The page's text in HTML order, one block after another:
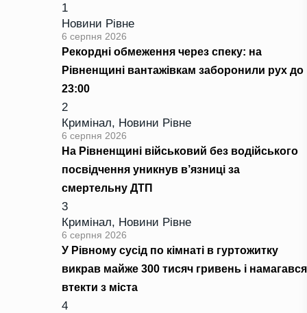
1
Новини Рівне
6 серпня 2026
Рекордні обмеження через спеку: на
Рівненщині вантажівкам заборонили рух до
23:00
2
Кримінал, Новини Рівне
6 серпня 2026
На Рівненщині військовий без водійського
посвідчення уникнув в’язниці за
смертельну ДТП
3
Кримінал, Новини Рівне
6 серпня 2026
У Рівному сусід по кімнаті в гуртожитку
викрав майже 300 тисяч гривень і намагався
втекти з міста
4